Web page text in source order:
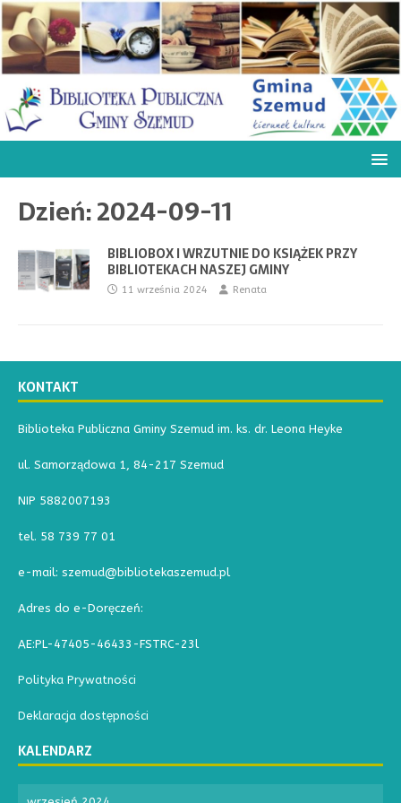
Dzień:2024-09-11
BIBLIOBOX I WRZUTNIE DO KSIĄŻEK PRZY
BIBLIOTEKACH NASZEJ GMINY
11 września 2024 Renata
KONTAKT
Biblioteka Publiczna Gminy Szemud im. ks. dr. Leona Heyke
ul. Samorządowa 1, 84-217 Szemud
NIP 5882007193
tel. 58 739 77 01
e-mail: szemud@bibliotekaszemud.pl
Adres do e-Doręczeń:
AE:PL-47405-46433-FSTRC-23l
Polityka Prywatności
Deklaracja dostępności
KALENDARZ